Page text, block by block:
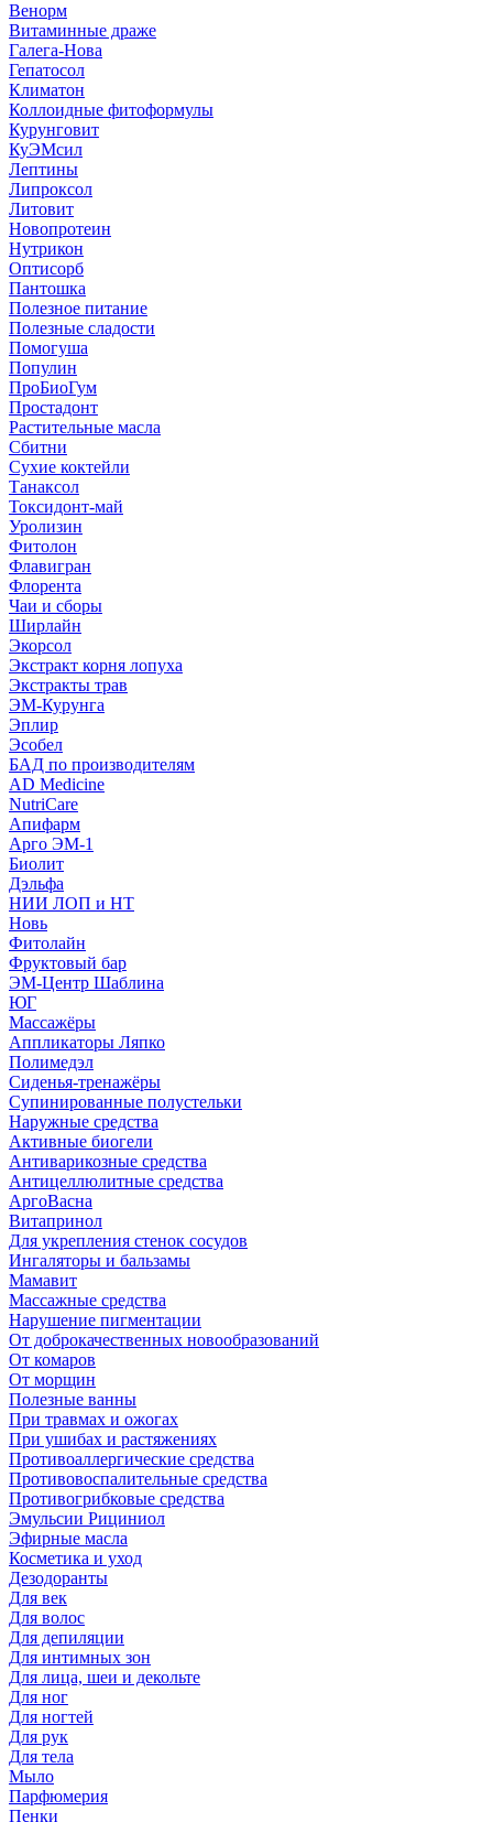
Венорм
Витаминные драже
Галега-Нова
Гепатосол
Климатон
Коллоидные фитоформулы
Курунговит
КуЭМсил
Лептины
Липроксол
Литовит
Новопротеин
Нутрикон
Оптисорб
Пантошка
Полезное питание
Полезные сладости
Помогуша
Популин
ПроБиоГум
Простадонт
Растительные масла
Сбитни
Сухие коктейли
Танаксол
Токсидонт-май
Уролизин
Фитолон
Флавигран
Флорента
Чаи и сборы
Ширлайн
Экорсол
Экстракт корня лопуха
Экстракты трав
ЭМ-Курунга
Эплир
Эсобел
БАД по производителям
AD Medicine
NutriCare
Апифарм
Арго ЭМ-1
Биолит
Дэльфа
НИИ ЛОП и НТ
Новь
Фитолайн
Фруктовый бар
ЭМ-Центр Шаблина
ЮГ
Массажёры
Аппликаторы Ляпко
Полимедэл
Сиденья-тренажёры
Супинированные полустельки
Наружные средства
Активные биогели
Антиварикозные средства
Антицеллюлитные средства
АргоВасна
Витапринол
Для укрепления стенок сосудов
Ингаляторы и бальзамы
Мамавит
Массажные средства
Нарушение пигментации
От доброкачественных новообразований
От комаров
От морщин
Полезные ванны
При травмах и ожогах
При ушибах и растяжениях
Противоаллергические средства
Противовоспалительные средства
Противогрибковые средства
Эмульсии Рициниол
Эфирные масла
Косметика и уход
Дезодоранты
Для век
Для волос
Для депиляции
Для интимных зон
Для лица, шеи и декольте
Для ног
Для ногтей
Для рук
Для тела
Мыло
Парфюмерия
Пенки